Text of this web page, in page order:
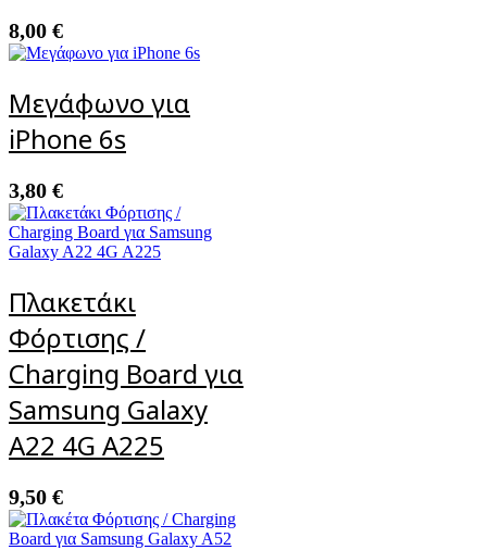
8,00 €
Μεγάφωνο για
iPhone 6s
3,80 €
Πλακετάκι
Φόρτισης /
Charging Board για
Samsung Galaxy
A22 4G A225
9,50 €